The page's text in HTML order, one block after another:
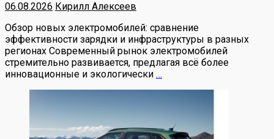
06.08.2026 Кирилл Алексеев
Обзор новых электромобилей: сравнение
эффективности зарядки и инфраструктуры в разных
регионах Современный рынок электромобилей
стремительно развивается, предлагая всё более
инновационные и экологически …